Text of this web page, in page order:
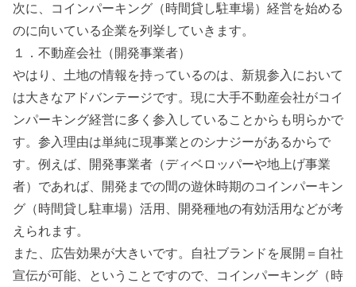
次に、コインパーキング（時間貸し駐車場）経営を始める
のに向いている企業を列挙していきます。
１．不動産会社（開発事業者）
やはり、土地の情報を持っているのは、新規参入において
は大きなアドバンテージです。現に大手不動産会社がコイ
ンパーキング経営に多く参入していることからも明らかで
す。参入理由は単純に現事業とのシナジーがあるからで
す。例えば、開発事業者（ディベロッパーや地上げ事業
者）であれば、開発までの間の遊休時期のコインパーキン
グ（時間貸し駐車場）活用、開発種地の有効活用などが考
えられます。
また、広告効果が大きいです。自社ブランドを展開＝自社
宣伝が可能、ということですので、コインパーキング（時